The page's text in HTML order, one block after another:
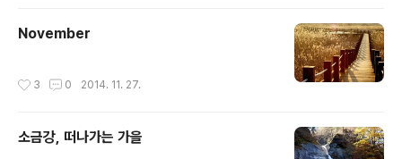
November
3 0 2014. 11. 27.
소금강, 떠나가는 가을